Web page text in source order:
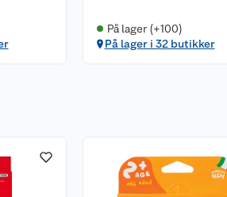
På lager (+100)
På lager i 32 butikker